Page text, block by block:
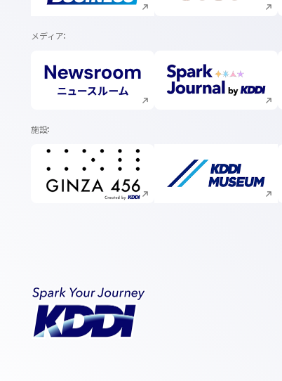
メディア
新規ウィンドウで開く 新規ウィンド
施設
新規ウィンドウで開く 新規ウィンド